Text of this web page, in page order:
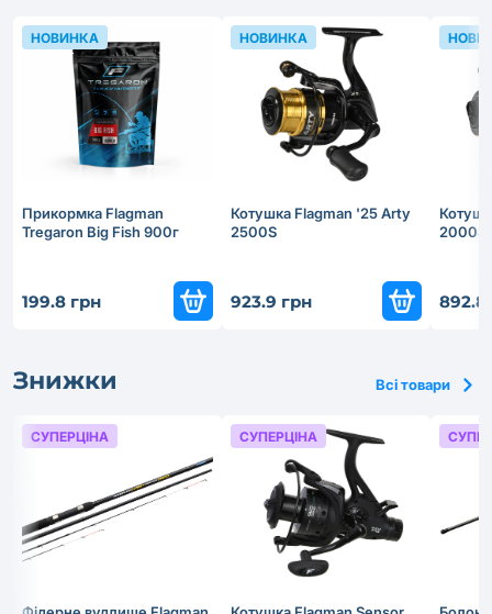
Прикормка Flagman
Tregaron Big Fish 900г
199.8 грн
НОВИНКА
Котушка Flagman '25 Arty
2500S
923.9 грн
НОВИНКА
2000S
892.8
Знижки Всі товари
СУПЕРЦІНА СУПЕРЦІНА